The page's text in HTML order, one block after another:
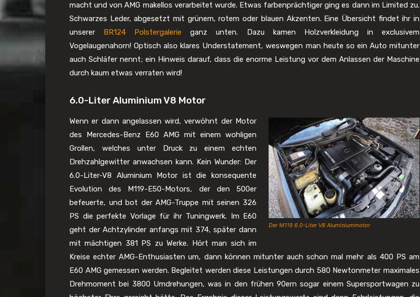
macht und von AMG makellos verarbeitet wurde. Etwas farbenprächtiger ging es dann im Limited zu.
Schwarzes Leder, abgesetzt mit grünem, rotem oder blauen Akzenten. Eine Übersicht findet ihr in
unserer
BR124 Polstergalerie ganz unten. Dazu kamen Holzverkleidung in exclusivem
Vogelaugenahorn! Optisch also klares Understatement, weswegen man heute so ein Auto mitunter
auch Schläfer nennt; ein Hinweis darauf, dass die enorme Leistung vor dem Anlassen der Maschine
durch kaum etwas verraten wird!
6.0-Liter Aluminium V8 Motor
Der M119 6.0-Liter V8 Aluminiummotor
Wenn er dann angelassen wird, verwöhnt der Motor
des Mercedes-Benz E60 AMG mit einem wohligen
Grollen, welches unter Druck zu einem echten
Drehzahlgewitter anwachsen kann. Kein Wunder: Der
6.0-Liter-V8 Aluminium Motor ist die konsequente
Evolution des M119-E50-Motors, der den 500er
befeuerte, und bot der AMG-Truppe mit seinen 326
PS die perfekte Vorlage für ihr Tuningwerk. Im E60
geht der Achtzylinder anfangs mit 374, später dann
mit mächtigen 381 PS zu Werke. Hört man sich im
Kreise echter AMG-Enthusiasten um, dann können mitunter auch schon mal mehr als 400 PS am
E60 AMG gemessen werden. Begleitet werden diese Leistungen durch 580 Newtonmeter maximales
Drehmoment bei 3800 Umdrehungen, was in den frühen 90ern sogar einem Supersportwagen zu